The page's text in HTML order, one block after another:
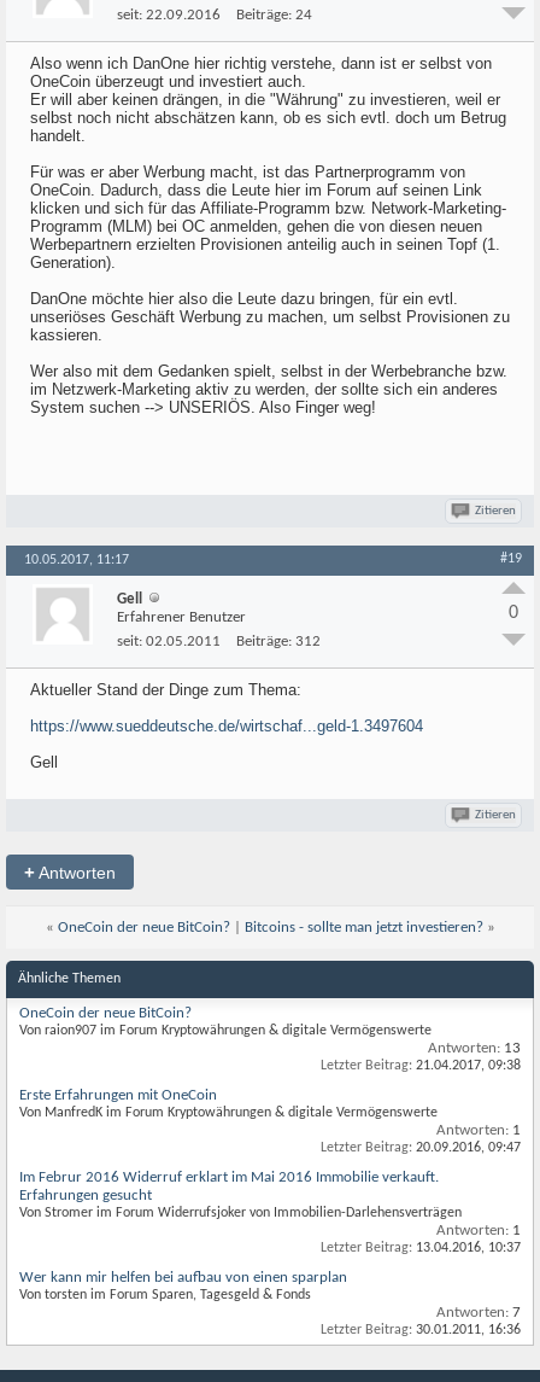
seit: 22.09.2016 Beiträge: 24
Also wenn ich DanOne hier richtig verstehe, dann ist er selbst von
OneCoin überzeugt und investiert auch.
Er will aber keinen drängen, in die "Währung" zu investieren, weil er
selbst noch nicht abschätzen kann, ob es sich evtl. doch um Betrug
handelt.
Für was er aber Werbung macht, ist das Partnerprogramm von
OneCoin. Dadurch, dass die Leute hier im Forum auf seinen Link
klicken und sich für das Affiliate-Programm bzw. Network-Marketing-
Programm (MLM) bei OC anmelden, gehen die von diesen neuen
Werbepartnern erzielten Provisionen anteilig auch in seinen Topf (1.
Generation).
DanOne möchte hier also die Leute dazu bringen, für ein evtl.
unseriöses Geschäft Werbung zu machen, um selbst Provisionen zu
kassieren.
Wer also mit dem Gedanken spielt, selbst in der Werbebranche bzw.
im Netzwerk-Marketing aktiv zu werden, der sollte sich ein anderes
System suchen --> UNSERIÖS. Also Finger weg!
Zitieren
10.05.2017, 11:17 #19
Gell
Erfahrener Benutzer
seit: 02.05.2011 Beiträge: 312
0
Aktueller Stand der Dinge zum Thema:
https://www.sueddeutsche.de/wirtschaf...geld-1.3497604
Gell
Zitieren
+Antworten
« OneCoin der neue BitCoin?| Bitcoins - sollte man jetzt investieren? »
Ähnliche Themen
OneCoin der neue BitCoin?
Von raion907 im Forum Kryptowährungen & digitale Vermögenswerte
Antworten: 13
Letzter Beitrag: 21.04.2017, 09:38
Erste Erfahrungen mit OneCoin
Von ManfredK im Forum Kryptowährungen & digitale Vermögenswerte
Antworten: 1
Letzter Beitrag: 20.09.2016, 09:47
Im Februr 2016 Widerruf erklart im Mai 2016 Immobilie verkauft.
Erfahrungen gesucht
Von Stromer im Forum Widerrufsjoker von Immobilien-Darlehensverträgen
Antworten: 1
Letzter Beitrag: 13.04.2016, 10:37
Wer kann mir helfen bei aufbau von einen sparplan
Von torsten im Forum Sparen, Tagesgeld & Fonds
Antworten: 7
Letzter Beitrag: 30.01.2011, 16:36